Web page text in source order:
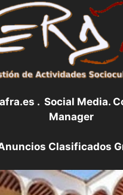
. Social Media.
Manager
Clasificados